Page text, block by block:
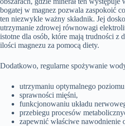
bogatej w magnez pozwala zaspokoić
ten niezwykle ważny składnik. Jej
utrzymanie zdrowej równowagi
istotne dla osób, które mają trudności z
ilości magnezu za pomocą diety.
Dodatkowo, regularne spożywanie
utrzymaniu optymalnego
sprawności mięśni,
funkcjonowaniu układu
przebiegu procesów
zapewnić właściwe nawodnienie